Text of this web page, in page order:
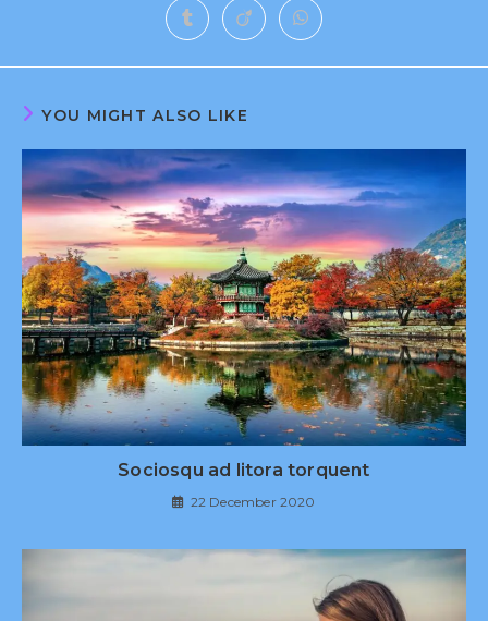
YOU MIGHT ALSO LIKE
Sociosqu ad litora torquent
22 December 2020